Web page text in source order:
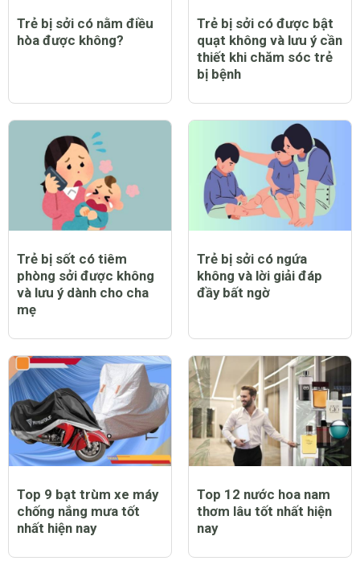
Trẻ bị sởi có nằm điều
hòa được không?
Trẻ bị sởi có được bật
quạt không và lưu ý cần
thiết khi chăm sóc trẻ
bị bệnh
Trẻ bị sốt có tiêm
phòng sởi được không
và lưu ý dành cho cha
mẹ
Trẻ bị sởi có ngứa
không và lời giải đáp
đầy bất ngờ
Top 9 bạt trùm xe máy
chống nắng mưa tốt
nhất hiện nay
Top 12 nước hoa nam
thơm lâu tốt nhất hiện
nay